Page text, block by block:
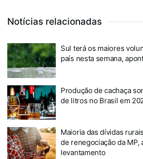
Notícias relacionadas
Sul terá os maiores
país nesta semana,
Produção de cachaça
de litros no Brasil em
Maioria das dívidas
de renegociação da MP,
levantamento